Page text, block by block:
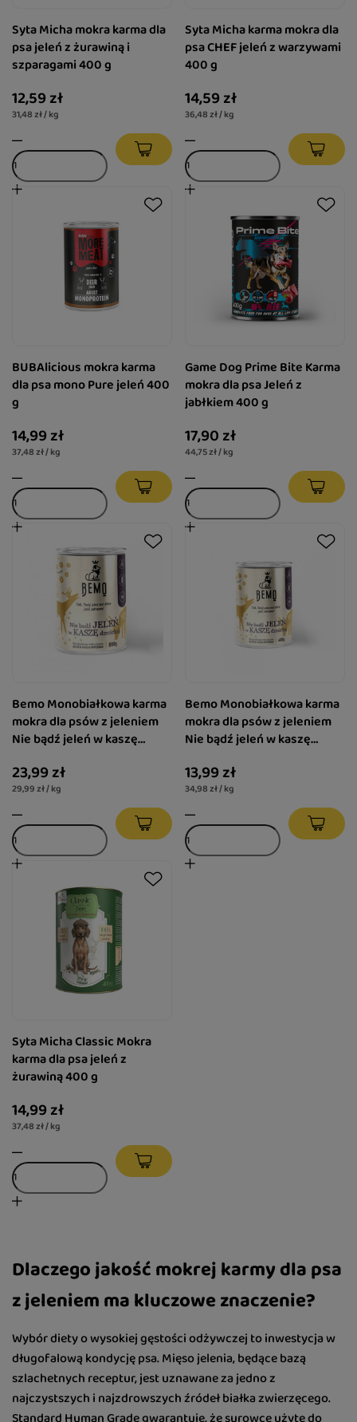
Syta Micha mokra karma dla
psa jeleń z żurawiną i
szparagami 400 g
12,59 zł
31,48 zł / kg
Syta Micha karma mokra dla
psa CHEF jeleń z warzywami
400 g
14,59 zł
36,48 zł / kg
BUBAlicious mokra karma
dla psa mono Pure jeleń 400
g
14,99 zł
37,48 zł / kg
Game Dog Prime Bite Karma
mokra dla psa Jeleń z
jabłkiem 400 g
17,90 zł
44,75 zł / kg
Bemo Monobiałkowa karma
mokra dla psów z jeleniem
Nie bądź jeleń w kaszę
23,99 zł
29,99 zł / kg
Bemo Monobiałkowa karma
mokra dla psów z jeleniem
Nie bądź jeleń w kaszę
13,99 zł
34,98 zł / kg
Syta Micha Classic Mokra
karma dla psa jeleń z
żurawiną 400 g
14,99 zł
37,48 zł / kg
Dlaczego jakość mokrej karmy dla psa
z jeleniem ma kluczowe znaczenie?
Wybór diety o wysokiej gęstości odżywczej to inwestycja w
długofalową kondycję psa. Mięso jelenia, będące bazą
szlachetnych receptur, jest uznawane za jedno z
najczystszych i najzdrowszych źródeł białka zwierzęcego.